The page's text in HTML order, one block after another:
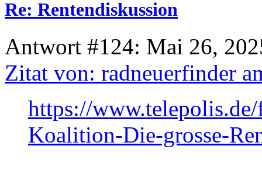
Re: Rentendiskussion
Antwort #124: Mai 26,
Zitat von: radneuerfinder
https://
Koalition-Die-grosse-